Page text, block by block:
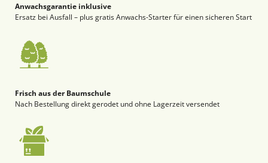
Anwachsgarantie inklusive
Ersatz bei Ausfall – plus gratis Anwachs-Starter für einen sicheren Start
Frisch aus der Baumschule
Nach Bestellung direkt gerodet und ohne Lagerzeit versendet